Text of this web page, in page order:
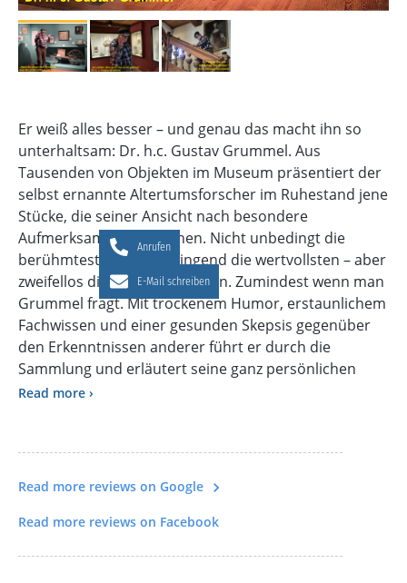
Er weiß alles besser – und genau das macht ihn so
unterhaltsam: Dr. h.c. Gustav Grummel. Aus
Tausenden von Objekten im Museum präsentiert der
selbst ernannte Altertumsforscher im Ruhestand jene
Stücke, die seiner Ansicht nach besondere
Aufmerksamkeit verdienen. Nicht unbedingt die
berühmtesten, nicht zwingend die wertvollsten – aber
zweifellos die interessantesten. Zumindest wenn man
Grummel fragt. Mit trockenem Humor, erstaunlichem
Fachwissen und einer gesunden Skepsis gegenüber
den Erkenntnissen anderer führt er durch die
Sammlung und erläutert seine ganz persönlichen
Favoriten.
widmen. Dennoch habe ich mich zu dieser Führung
bescheidenen Versuch, den Bildungsstand der
Allgemeinheit geringfügig anzuheben“, sagt Dr. h. c.
Read more ›
Read more reviews on Google
Read more reviews on Facebook
Anrufen
E-Mail schreiben